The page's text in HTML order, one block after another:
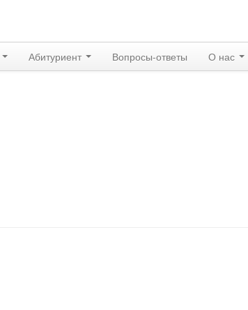
Абитуриент Вопросы-ответы О нас